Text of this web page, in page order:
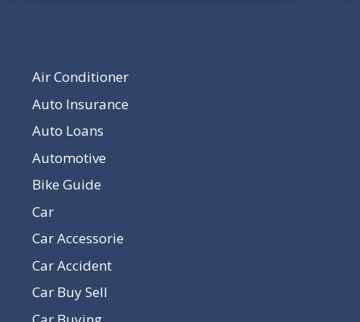
Air Conditioner
Auto Insurance
Auto Loans
Automotive
Bike Guide
Car
Car Accessorie
Car Accident
Car Buy Sell